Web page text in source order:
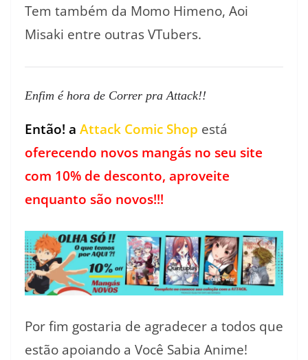
Tem também da Momo Himeno, Aoi
Misaki entre outras VTubers.
Enfim é hora de Correr pra Attack!!
Então! a Attack Comic Shop está
oferecendo novos mangás no seu site
com 10% de desconto, aproveite
enquanto são novos!!!
Por fim gostaria de agradecer a todos que
estão apoiando a Você Sabia Anime!